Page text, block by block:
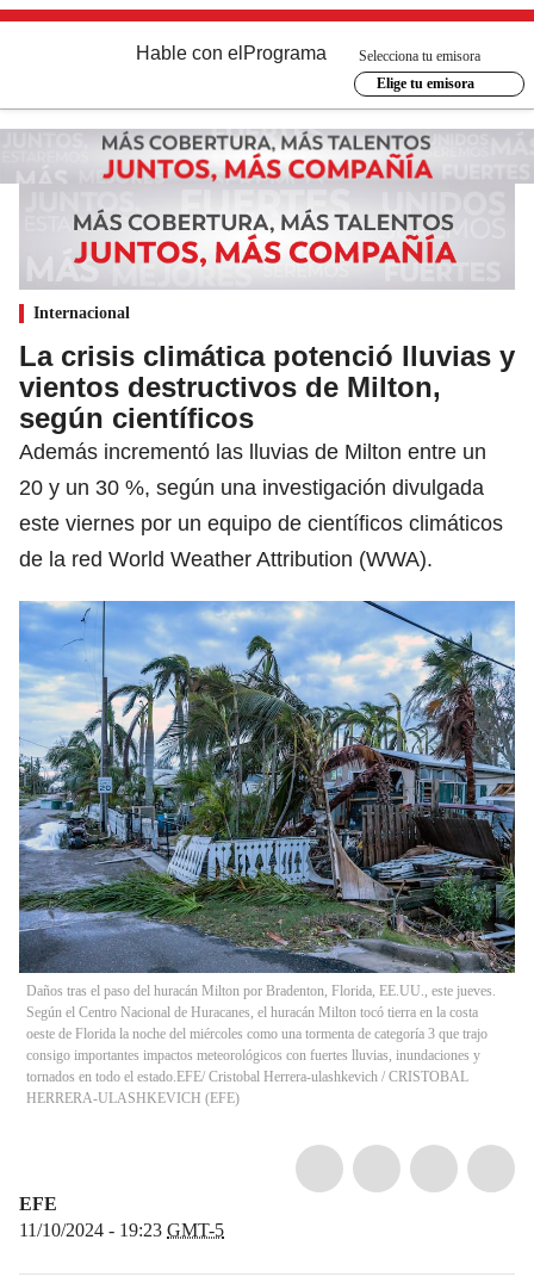
Hable con el Programa
Selecciona tu emisora
Elige tu emisora
Internacional
La crisis climática potenció lluvias y
vientos destructivos de Milton,
según científicos
Además incrementó las lluvias de Milton entre un
20 y un 30 %, según una investigación divulgada
este viernes por un equipo de científicos climáticos
de la red World Weather Attribution (WWA).
Daños tras el paso del huracán Milton por Bradenton, Florida, EE.UU., este jueves.
Según el Centro Nacional de Huracanes, el huracán Milton tocó tierra en la costa
oeste de Florida la noche del miércoles como una tormenta de categoría 3 que trajo
consigo importantes impactos meteorológicos con fuertes lluvias, inundaciones y
tornados en todo el estado.EFE/ Cristobal Herrera-ulashkevich / CRISTOBAL
HERRERA-ULASHKEVICH (EFE)
EFE
11/10/2024 - 19:23 GMT-5